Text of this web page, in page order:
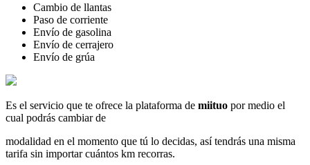
Cambio de llantas
Paso de corriente
Envío de gasolina
Envío de cerrajero
Envío de grúa
Es el servicio que te ofrece la plataforma de miituo por medio el
cual podrás cambiar de
modalidad en el momento que tú lo decidas, así tendrás una misma
tarifa sin importar cuántos km recorras.